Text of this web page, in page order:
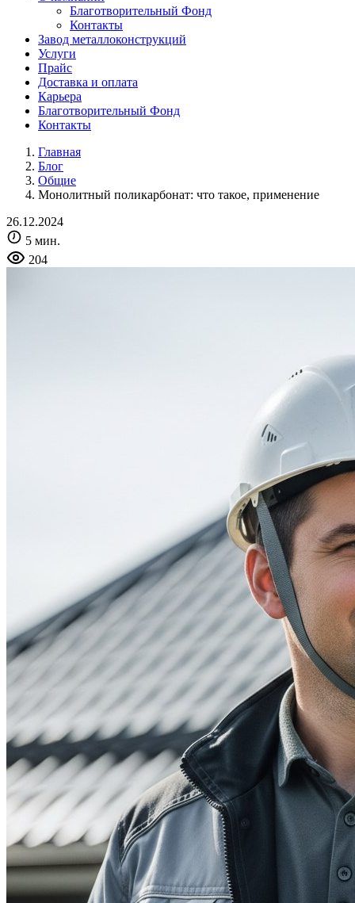
Благотворительный Фонд
Контакты
Завод металлоконструкций
Услуги
Прайс
Доставка и оплата
Карьера
Благотворительный Фонд
Контакты
Главная
Блог
Общие
Монолитный поликарбонат: что такое, применение
26.12.2024
5 мин.
204